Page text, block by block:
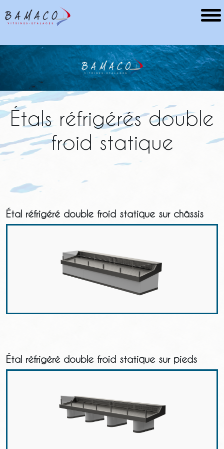
Étals réfrigérés double
froid statique
Étal réfrigéré double froid statique sur châssis
Étal réfrigéré double froid statique sur pieds